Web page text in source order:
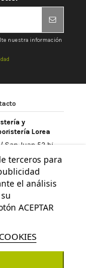
nuestra información
y
Lorea
San Juan 52 bj
Altsasu /
(Navarra)
467 426
terceros para
el análisis
ACEPTAR